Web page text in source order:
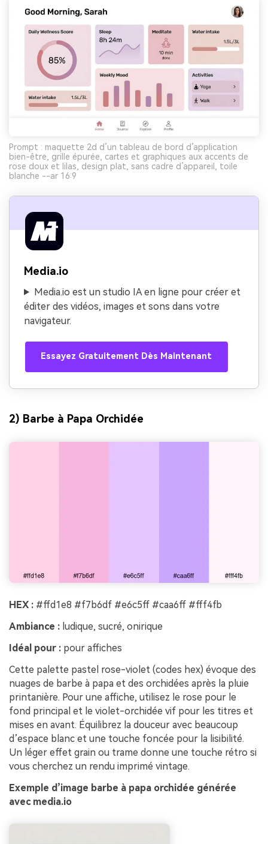
Prompt : maquette 2d d’un tableau de bord d’application
bien-être, grille épurée, cartes et graphiques aux accents de
rose doux et lilas, design plat, sans cadre d’appareil, toile
blanche --ar 16:9
Media.io
Media.io est un studio IA en ligne pour créer et
éditer des vidéos, images et sons dans votre
navigateur.
Essayez Gratuitement Dès Maintenant
2) Barbe à Papa Orchidée
HEX : #ffd1e8 #f7b6df #e6c5ff #caa6ff #fff4fb
Ambiance : ludique, sucré, onirique
Idéal pour : pour affiches
Cette palette pastel rose-violet (codes hex) évoque des
nuages de barbe à papa et des orchidées après la pluie
printanière. Pour une affiche, utilisez le rose pour le
fond principal et le violet-orchidée vif pour les titres et
mises en avant. Équilibrez la douceur avec beaucoup
d’espace blanc et une touche foncée pour la lisibilité.
Un léger effet grain ou trame donne une touche rétro si
vous cherchez un rendu imprimé vintage.
Exemple d’image barbe à papa orchidée générée
avec media.io